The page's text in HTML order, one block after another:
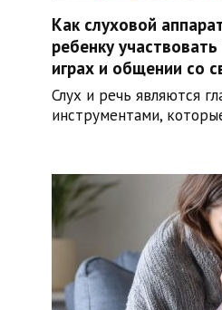
Как слуховой
ребенку
играх и общении со
Слух и речь являются
инструментами,